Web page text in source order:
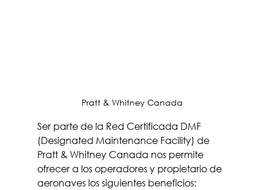
Pratt & Whitney Canada
Ser parte de la Red Certificada DMF
(Designated Maintenance Facility) de
Pratt & Whitney Canada nos permite
ofrecer a los operadores y propietario de
aeronaves los siguientes beneficios: